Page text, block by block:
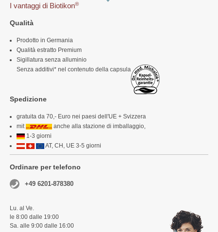
I vantaggi di Biotikon®
Qualità
Prodotto in Germania
Qualità estratto Premium
Sigillatura senza alluminio
Senza additivi* nel contenuto della capsula
Spedizione
gratuita da 70,- Euro nei paesi dell'UE + Svizzera
mit
anche alla stazione di imballaggio,
1-3 giorni
AT, CH, UE 3-5 giorni
Ordinare per telefono
+49 6201-878380
Lu. al Ve.
le 8:00 dalle 19:00
Sa. alle 9:00 dalle 16:00